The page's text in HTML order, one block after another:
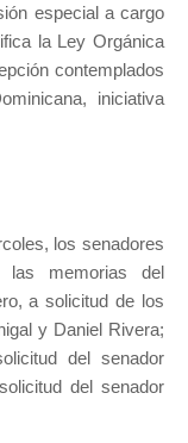
especial a cargo
la Ley Orgánica
contemplados
iniciativa
los senadores
las memorias del
a solicitud de los
y Daniel Rivera;
del senador
del senador